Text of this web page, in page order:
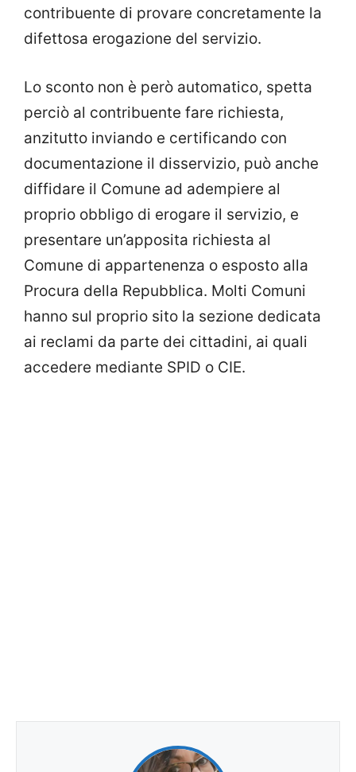
contribuente di provare concretamente la
difettosa erogazione del servizio.
Lo sconto non è però automatico, spetta
perciò al contribuente fare richiesta,
anzitutto inviando e certificando con
documentazione il disservizio, può anche
diffidare il Comune ad adempiere al
proprio obbligo di erogare il servizio, e
presentare un’apposita richiesta al
Comune di appartenenza o esposto alla
Procura della Repubblica. Molti Comuni
hanno sul proprio sito la sezione dedicata
ai reclami da parte dei cittadini, ai quali
accedere mediante SPID o CIE.